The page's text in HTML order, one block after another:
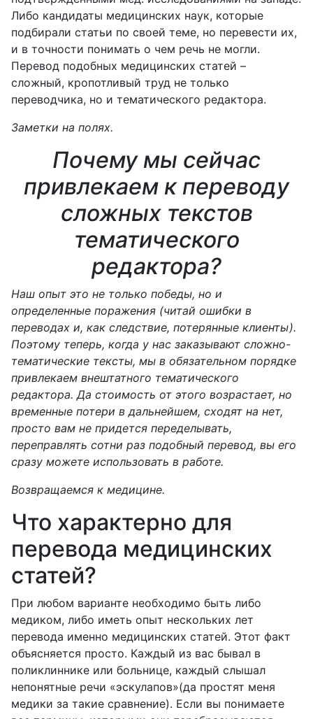
Либо кандидаты медицинских наук, которые
подбирали статьи по своей теме, но перевести их,
и в точности понимать о чем речь не могли.
Перевод подобных медицинских статей –
сложный, кропотливый труд не только
переводчика, но и тематического редактора.
Заметки на полях.
Почему мы сейчас
привлекаем к переводу
сложных текстов
тематического
редактора?
Наш опыт это не только победы, но и
определенные поражения (читай ошибки в
переводах и, как следствие, потерянные клиенты).
Поэтому теперь, когда у нас заказывают сложно-
тематические тексты, мы в обязательном порядке
привлекаем внештатного тематического
редактора. Да стоимость от этого возрастает, но
временные потери в дальнейшем, сходят на нет,
просто вам не придется переделывать,
переправлять сотни раз подобный перевод, вы его
сразу можете использовать в работе.
Возвращаемся к медицине.
Что характерно для
перевода медицинских
статей?
При любом варианте необходимо быть либо
медиком, либо иметь опыт нескольких лет
перевода именно медицинских статей. Этот факт
объясняется просто. Каждый из вас бывал в
поликлиннике или больнице, каждый слышал
непонятные речи «эскулапов»(да простят меня
медики за такие сравнение). Если вы понимаете